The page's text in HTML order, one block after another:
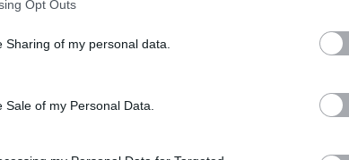
Opt Outs
of my personal data.
of my Personal Data.
(Northwestern Now, 2026)
& Dementia, 2025)
Medicine Breakthroughs for Physicians, 2025)